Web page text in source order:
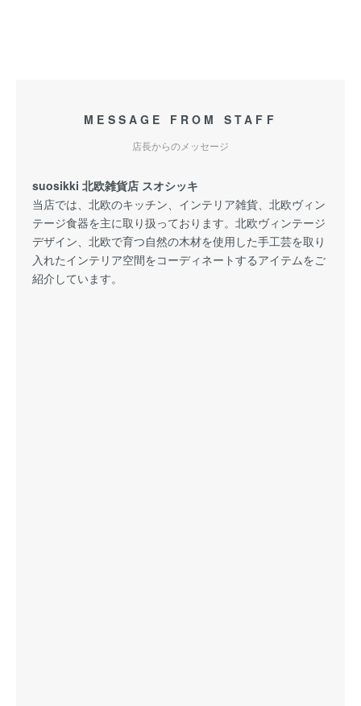
MESSAGE FROM STAFF
店長からのメッセージ
suosikki 北欧雑貨店 スオシッキ
当店では、北欧のキッチン、インテリア雑貨、北欧ヴィン
テージ食器を主に取り扱っております。北欧ヴィンテージ
デザイン、北欧で育つ自然の木材を使用した手工芸を取り
入れたインテリア空間をコーディネートするアイテムをご
紹介しています。